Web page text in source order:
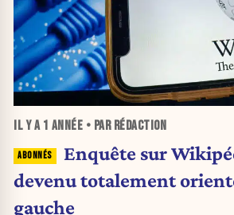
IL Y A 1 ANNÉE • PAR RÉDACTION
Enquête sur
devenu totalement
gauche